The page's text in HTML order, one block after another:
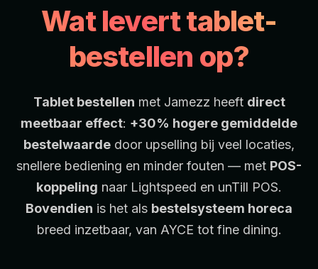
Wat levert tablet-
bestellen op?
Tablet bestellen met Jamezz heeft direct
meetbaar effect: +30% hogere gemiddelde
bestelwaarde door upselling bij veel locaties,
snellere bediening en minder fouten — met POS-
koppeling naar Lightspeed en unTill POS.
Bovendien is het als bestelsysteem horeca
breed inzetbaar, van AYCE tot fine dining.